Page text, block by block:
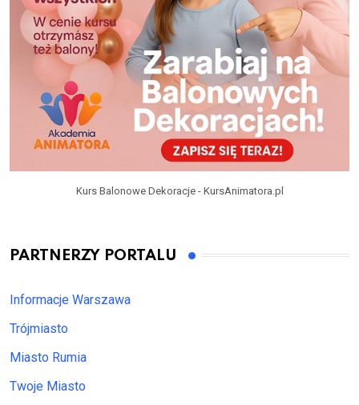
Kurs Balonowe Dekoracje - KursAnimatora.pl
PARTNERZY PORTALU
Informacje Warszawa
Trójmiasto
Miasto Rumia
Twoje Miasto